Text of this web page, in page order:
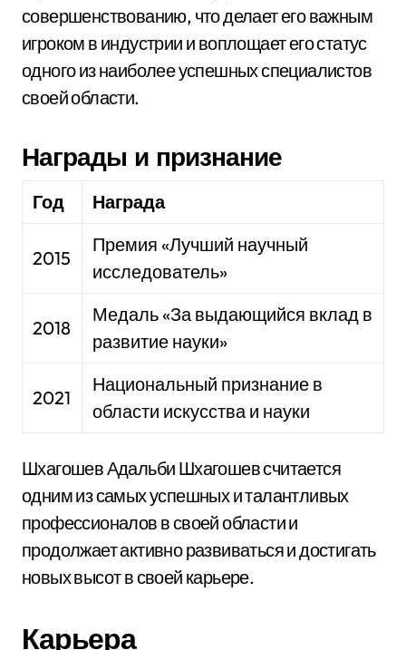
совершенствованию, что делает его важным
игроком в индустрии и воплощает его статус
одного из наиболее успешных специалистов
своей области.
Награды и признание
Год Награда
2015
Премия «Лучший научный
исследователь»
2018
Медаль «За выдающийся вклад в
развитие науки»
2021
Национальный признание в
области искусства и науки
Шхагошев Адальби Шхагошев считается
одним из самых успешных и талантливых
профессионалов в своей области и
продолжает активно развиваться и достигать
новых высот в своей карьере.
Карьера